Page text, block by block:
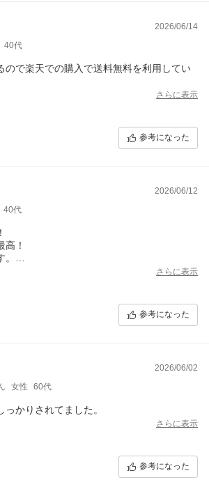
2026/06/14
40代
ので楽天での購入で送料無料を利用してい
さらに表示
参考になった
2026/06/12
40代
高！
す?
さらに表示
参考になった
2026/06/02
女性 60代
かりされてました。
さらに表示
参考になった